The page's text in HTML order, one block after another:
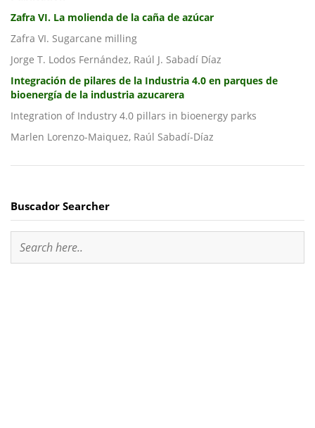
Zafra VI. La molienda de la caña de azúcar
Zafra VI. Sugarcane milling
Jorge T. Lodos Fernández, Raúl J. Sabadí Díaz
Integración de pilares de la Industria 4.0 en parques de
bioenergía de la industria azucarera
Integration of Industry 4.0 pillars in bioenergy parks
Marlen Lorenzo-Maiquez, Raúl Sabadí-Díaz
Buscador Searcher